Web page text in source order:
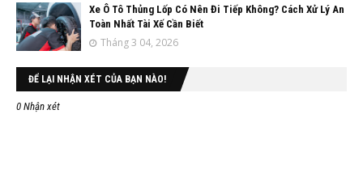
Xe Ô Tô Thủng Lốp Có Nên Đi Tiếp Không? Cách Xử Lý An
Toàn Nhất Tài Xế Cần Biết
Tháng 3 04, 2026
ĐỂ LẠI NHẬN XÉT CỦA BẠN NÀO!
0 Nhận xét